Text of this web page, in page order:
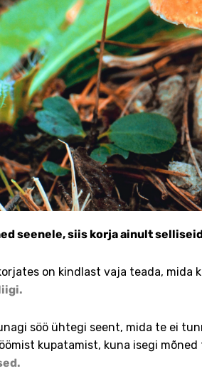
seenele, siis korja ainult
on kindlast vaja teada, mida
söö ühtegi seent, mida te ei
kupatamist, kuna isegi